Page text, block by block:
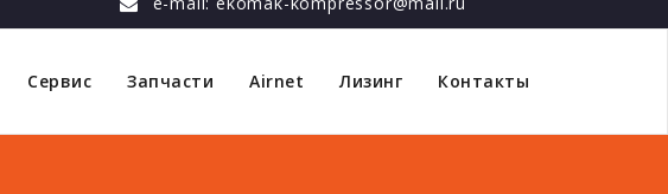
Сервис Запчасти Airnet Лизинг Контакты